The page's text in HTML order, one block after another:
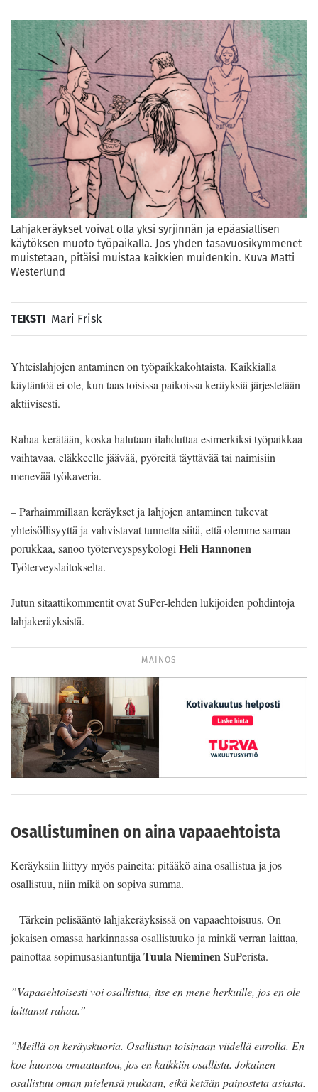
Lahjakeräykset voivat olla yksi syrjinnän ja epäasiallisen
käytöksen muoto työpaikalla. Jos yhden tasavuosikymmenet
muistetaan, pitäisi muistaa kaikkien muidenkin. Kuva Matti
Westerlund
TEKSTI Mari Frisk
Yhteislahjojen antaminen on työpaikkakohtaista. Kaikkialla
käytäntöä ei ole, kun taas toisissa paikoissa keräyksiä järjestetään
aktiivisesti.
Rahaa kerätään, koska halutaan ilahduttaa esimerkiksi työpaikkaa
vaihtavaa, eläkkeelle jäävää, pyöreitä täyttävää tai naimisiin
menevää työkaveria.
– Parhaimmillaan keräykset ja lahjojen antaminen tukevat
yhteisöllisyyttä ja vahvistavat tunnetta siitä, että olemme samaa
porukkaa, sanoo työterveyspsykologi Heli Hannonen
Työterveyslaitokselta.
Jutun sitaattikommentit ovat SuPer-lehden lukijoiden pohdintoja
lahjakeräyksistä.
MAINOS
Osallistuminen on aina vapaaehtoista
Keräyksiin liittyy myös paineita: pitääkö aina osallistua ja jos
osallistuu, niin mikä on sopiva summa.
– Tärkein pelisääntö lahjakeräyksissä on vapaaehtoisuus. On
jokaisen omassa harkinnassa osallistuuko ja minkä verran laittaa,
painottaa sopimusasiantuntija Tuula NieminenSuPerista.
”Vapaaehtoisesti voi osallistua, itse en mene herkuille, jos en ole
laittanut rahaa.”
”Meillä on keräyskuoria. Osallistun toisinaan viidellä eurolla. En
koe huonoa omaatuntoa, jos en kaikkiin osallistu. Jokainen
osallistuu oman mielensä mukaan, eikä ketään painosteta asiasta.